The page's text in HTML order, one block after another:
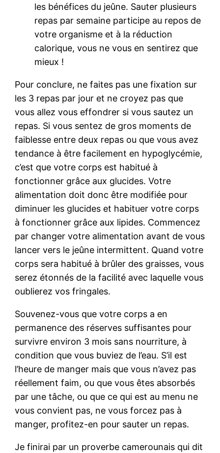
les bénéfices du jeûne. Sauter plusieurs
repas par semaine participe au repos de
votre organisme et à la réduction
calorique, vous ne vous en sentirez que
mieux !
Pour conclure, ne faites pas une fixation sur
les 3 repas par jour et ne croyez pas que
vous allez vous effondrer si vous sautez un
repas. Si vous sentez de gros moments de
faiblesse entre deux repas ou que vous avez
tendance à être facilement en hypoglycémie,
c’est que votre corps est habitué à
fonctionner grâce aux glucides. Votre
alimentation doit donc être modifiée pour
diminuer les glucides et habituer votre corps
à fonctionner grâce aux lipides. Commencez
par changer votre alimentation avant de vous
lancer vers le jeûne intermittent. Quand votre
corps sera habitué à brûler des graisses, vous
serez étonnés de la facilité avec laquelle vous
oublierez vos fringales.
Souvenez-vous que votre corps a en
permanence des réserves suffisantes pour
survivre environ 3 mois sans nourriture, à
condition que vous buviez de l’eau. S’il est
l’heure de manger mais que vous n’avez pas
réellement faim, ou que vous êtes absorbés
par une tâche, ou que ce qui est au menu ne
vous convient pas, ne vous forcez pas à
manger, profitez-en pour sauter un repas.
Je finirai par un proverbe camerounais qui dit